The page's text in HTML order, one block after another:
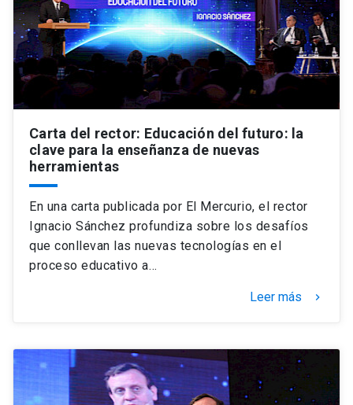
Carta del rector: Educación del futuro: la
clave para la enseñanza de nuevas
herramientas
En una carta publicada por El Mercurio, el rector
Ignacio Sánchez profundiza sobre los desafíos
que conllevan las nuevas tecnologías en el
proceso educativo a…
Leer más keyboard_arrow_right